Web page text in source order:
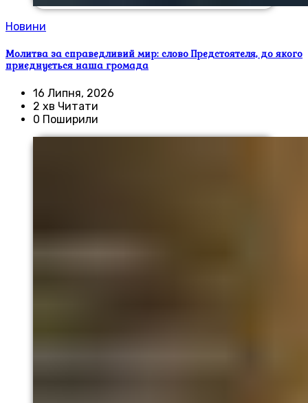
Новини
Молитва за справедливий мир: слово Предстоятеля, до якого
приєднується наша громада
16 Липня, 2026
2 хв Читати
0 Поширили